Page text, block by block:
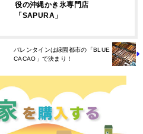
役の沖縄かき氷専門店
「SAPURA」
バレンタインは緑園都市の「BLUE
CACAO」で決まり！